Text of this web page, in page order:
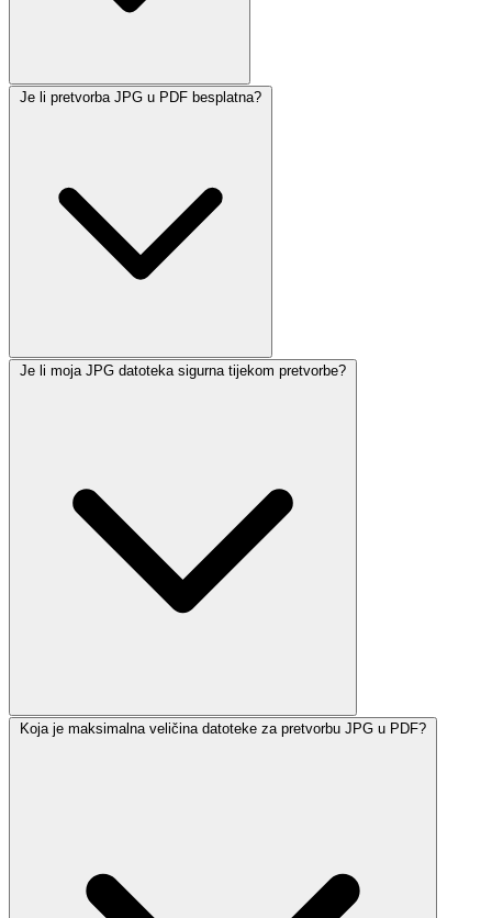
Je li pretvorba JPG u PDF besplatna?
Je li moja JPG datoteka sigurna tijekom pretvorbe?
Koja je maksimalna veličina datoteke za pretvorbu JPG u PDF?